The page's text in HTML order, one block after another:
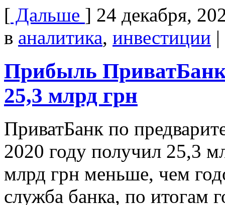
[ Дальше ] 24 декабря,
в аналитика, инвестиции |
Прибыль
25,3 млрд грн
ПриватБанк по
2020 году получил 25,3
млрд грн меньше, чем
служба банка, по итогам